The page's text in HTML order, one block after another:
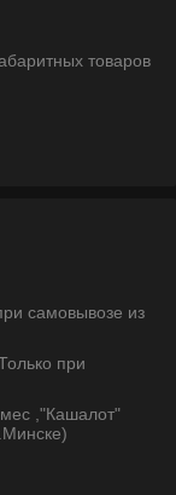
товаров
самовывозе из
при
мес ,"Кашалот"